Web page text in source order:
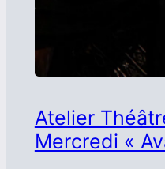
Atelier
Mercredi «